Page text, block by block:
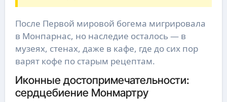
После Первой мировой богема мигрировала
в Монпарнас, но наследие осталось — в
музеях, стенах, даже в кафе, где до сих пор
варят кофе по старым рецептам.
Иконные достопримечательности:
сердцебиение Монмартру